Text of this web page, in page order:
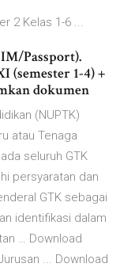
2 Kelas 1-6 ...
Passport).
(semester 1-4) +
dokumen
(NUPTK)
atau Tenaga
seluruh GTK
persyaratan dan
GTK sebagai
identifikasi dalam
… Download
... Download